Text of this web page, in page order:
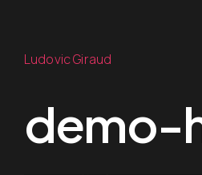
Ludovic Giraud
demo-